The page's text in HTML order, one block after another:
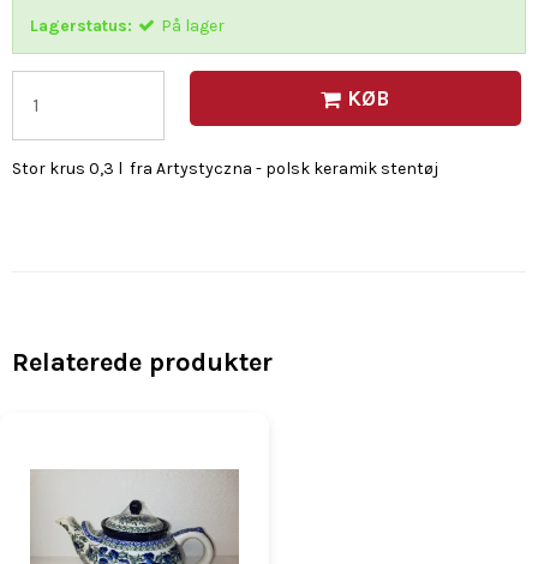
Lagerstatus: På lager
KØB
Stor krus 0,3 l fra Artystyczna - polsk keramik stentøj
Relaterede produkter